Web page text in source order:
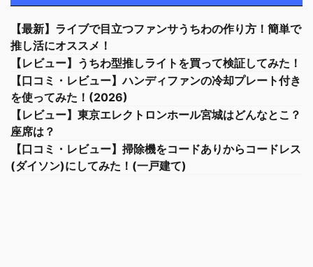
【最新】ライブで目立つファンサうちわの作り方！簡単で
推し活にオススメ！
【レビュー】うちわ型推しライトを買って検証してみた！
【口コミ・レビュー】ハンディファンの冷却プレート付き
を使ってみた！(2026)
【レビュー】東京エレクトロンホール宮城はどんなとこ？
座席は？
【口コミ・レビュー】掃除機をコードありからコードレス
(ダイソン)にしてみた！(一戸建て)